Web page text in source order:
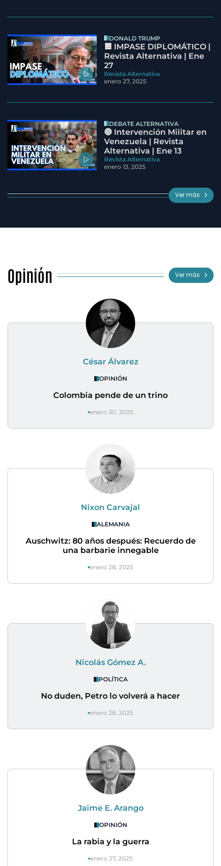
DONALD TRUMP
🟦 IMPASE DIPLOMÁTICO |
Revista Alternativa | Ene
27
Revista Alternativa
enero 27, 2025
DEBATE ALTERNATIVA
🔵 Intervención Militar en
Venezuela | Revista
Alternativa | Ene 13
Revista Alternativa
enero 13, 2025
Ver más
Opinión Ver más
César Álvarez
OPINIÓN
Colombia pende de un trino
enero 30, 2025
Nixon Carvajal
ALEMANIA
Auschwitz: 80 años después: Recuerdo de
una barbarie innegable
enero 28, 2025
Nicolás Gómez A.
POLÍTICA
No duden, Petro lo volverá a hacer
enero 28, 2025
Jaime E. Arango
OPINIÓN
La rabia y la guerra
enero 27, 2025